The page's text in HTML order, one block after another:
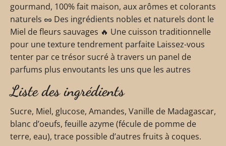
gourmand, 100% fait maison, aux arômes et colorants
naturels 🥜 Des ingrédients nobles et naturels dont le
Miel de fleurs sauvages 🔥 Une cuisson traditionnelle
pour une texture tendrement parfaite Laissez-vous
tenter par ce trésor sucré à travers un panel de
parfums plus envoutants les uns que les autres
Liste des ingrédients
Sucre, Miel, glucose, Amandes, Vanille de Madagascar,
blanc d’oeufs, feuille azyme (fécule de pomme de
terre, eau), trace possible d’autres fruits à coques.